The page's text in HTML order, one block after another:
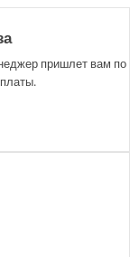
пришлет вам по